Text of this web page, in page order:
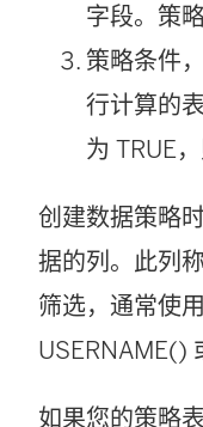
字段。策
策略条件
行计算的
为 TRUE
创建数据策略
据的列。此列
筛选，通常使
USERNAME()
如果您的策略